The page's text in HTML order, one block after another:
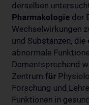
derselben
Pharmakologie der
Wechselwirkungen
und Substanzen,
abnormale
Dementsprechend
Zentrum für
Forschung und
Funktionen in